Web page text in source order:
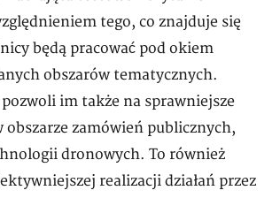
tego, co znajduje się
będą pracować pod okiem
obszarów tematycznych.
im także na sprawniejsze
obszarze zamówień publicznych,
dronowych. To również
realizacji działań przez